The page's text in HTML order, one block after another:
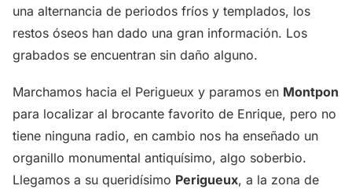
una alternancia de periodos fríos y templados, los
restos óseos han dado una gran información. Los
grabados se encuentran sin daño alguno.
Marchamos hacia el Perigueux y paramos en Montpon
para localizar al brocante favorito de Enrique, pero no
tiene ninguna radio, en cambio nos ha enseñado un
organillo monumental antiquísimo, algo soberbio.
Llegamos a su queridísimo Perigueux, a la zona de